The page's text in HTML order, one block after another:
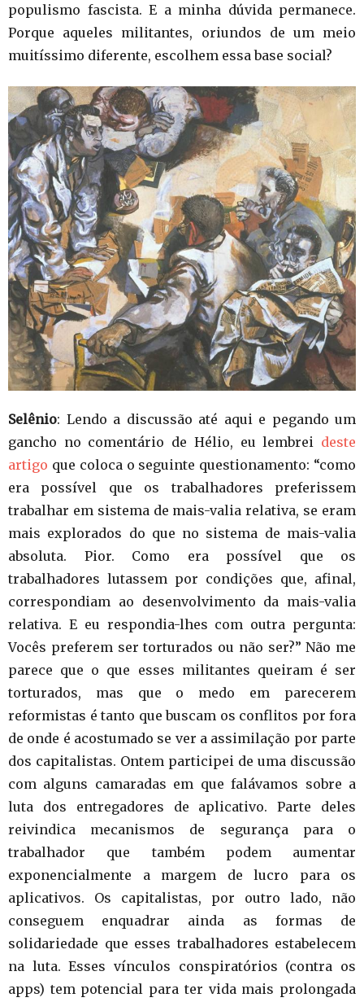
populismo fascista. E a minha dúvida permanece.
Porque aqueles militantes, oriundos de um meio
muitíssimo diferente, escolhem essa base social?
Selênio: Lendo a discussão até aqui e pegando um
gancho no comentário de Hélio, eu lembrei deste
artigo que coloca o seguinte questionamento: “como
era possível que os trabalhadores preferissem
trabalhar em sistema de mais-valia relativa, se eram
mais explorados do que no sistema de mais-valia
absoluta. Pior. Como era possível que os
trabalhadores lutassem por condições que, afinal,
correspondiam ao desenvolvimento da mais-valia
relativa. E eu respondia-lhes com outra pergunta:
Vocês preferem ser torturados ou não ser?” Não me
parece que o que esses militantes queiram é ser
torturados, mas que o medo em parecerem
reformistas é tanto que buscam os conflitos por fora
de onde é acostumado se ver a assimilação por parte
dos capitalistas. Ontem participei de uma discussão
com alguns camaradas em que falávamos sobre a
luta dos entregadores de aplicativo. Parte deles
reivindica mecanismos de segurança para o
trabalhador que também podem aumentar
exponencialmente a margem de lucro para os
aplicativos. Os capitalistas, por outro lado, não
conseguem enquadrar ainda as formas de
solidariedade que esses trabalhadores estabelecem
na luta. Esses vínculos conspiratórios (contra os
apps) tem potencial para ter vida mais prolongada